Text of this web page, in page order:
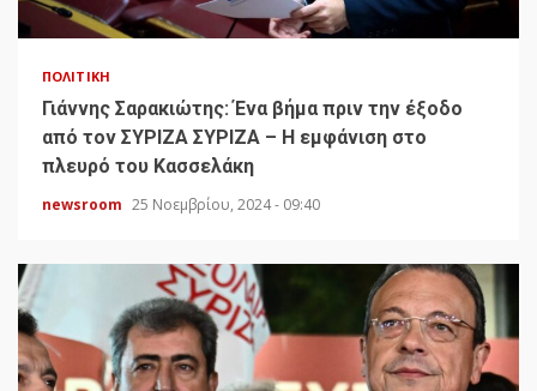
ΠΟΛΙΤΙΚΉ
Γιάννης Σαρακιώτης: Ένα βήμα πριν την έξοδο
από τον ΣΥΡΙΖΑ ΣΥΡΙΖΑ – Η εμφάνιση στο
πλευρό του Κασσελάκη
newsroom 25 Νοεμβρίου, 2024 - 09:40